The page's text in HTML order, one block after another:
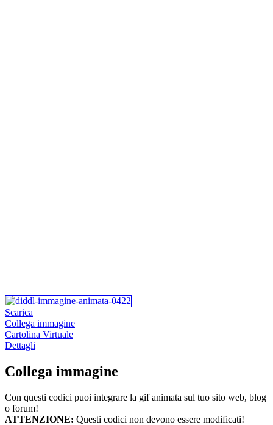
Scarica
Collega immagine
Cartolina Virtuale
Dettagli
Collega immagine
Con questi codici puoi integrare la gif animata sul tuo sito web, blog
o forum!
ATTENZIONE: Questi codici non devono essere modificati!